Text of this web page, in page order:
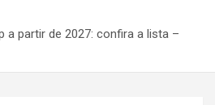
vagas de
setor
a partir de 2027: confira a lista –